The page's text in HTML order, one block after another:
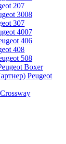
207
3008
307
4007
406
408
508
Boxer
Peugeot